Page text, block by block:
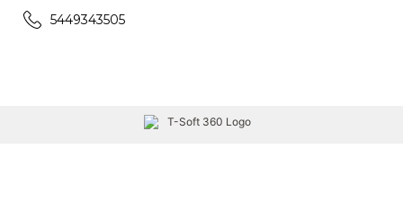
5449343505